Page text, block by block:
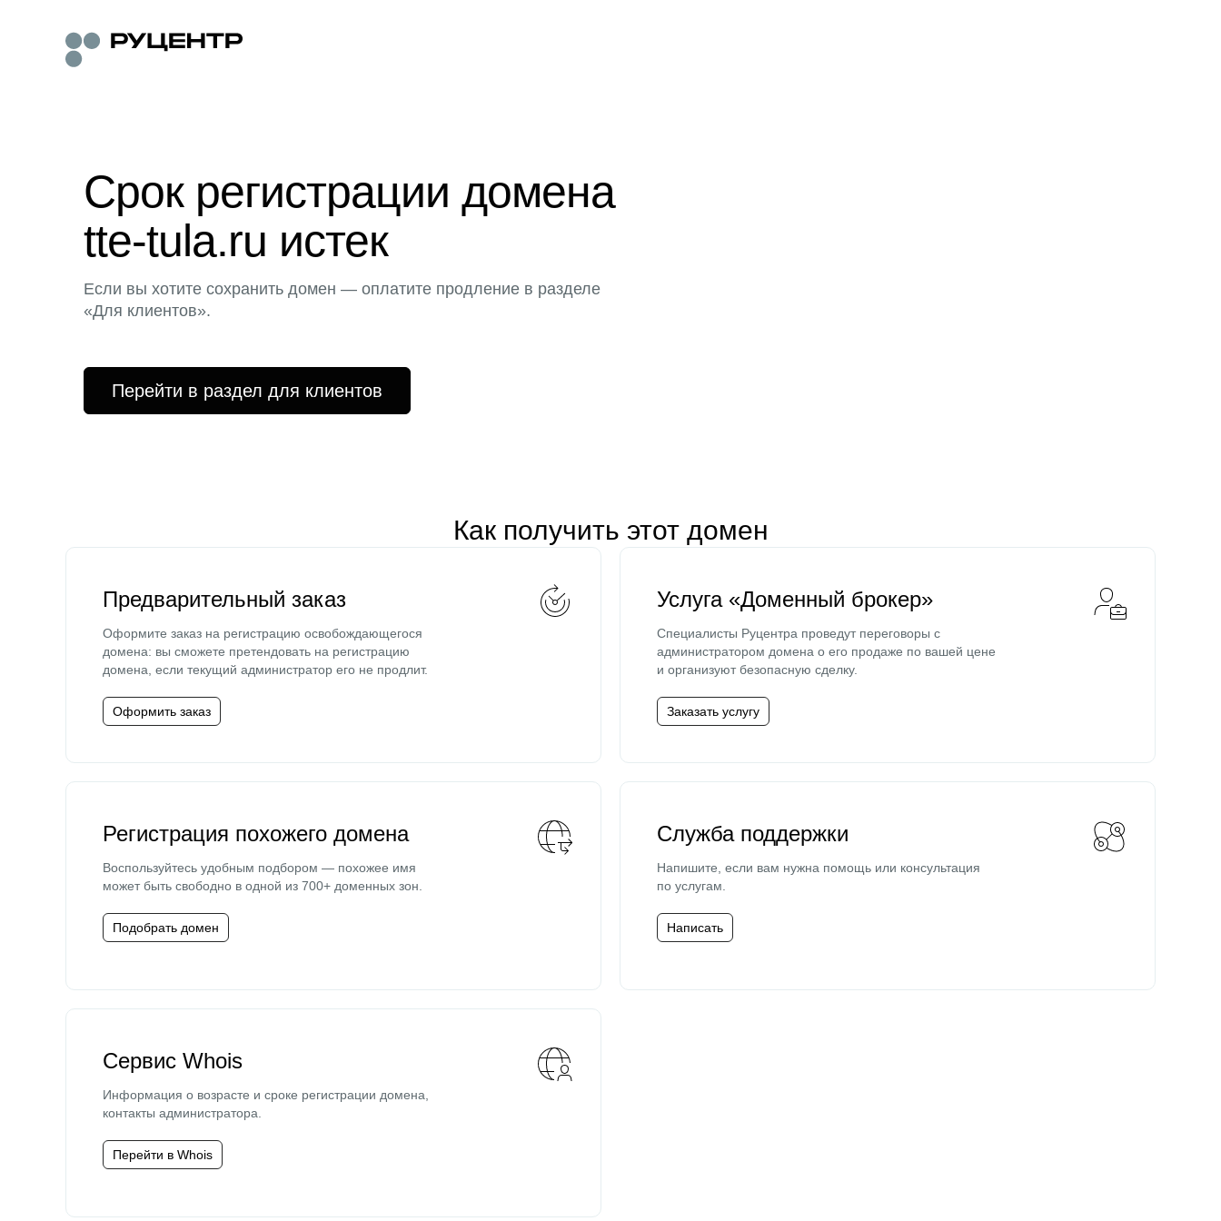
Срок регистрации домена
tte-tula.ru истек
Если вы хотите сохранить домен — оплатите продление в разделе
«Для клиентов».
Перейти в раздел для клиентов
Как получить этот домен
Предварительный заказ
Оформите заказ на регистрацию освобождающегося
домена: вы сможете претендовать на регистрацию
домена, если текущий администратор его не продлит.
Оформить заказ
Услуга «Доменный брокер»
Специалисты Руцентра проведут переговоры с
администратором домена о его продаже по вашей цене
и организуют безопасную сделку.
Заказать услугу
Регистрация похожего домена
Воспользуйтесь удобным подбором — похожее имя
может быть свободно в одной из 700+ доменных зон.
Подобрать домен
Служба поддержки
Напишите, если вам нужна помощь или консультация
по услугам.
Написать
Сервис Whois
Информация о возрасте и сроке регистрации домена,
контакты администратора.
Перейти в Whois